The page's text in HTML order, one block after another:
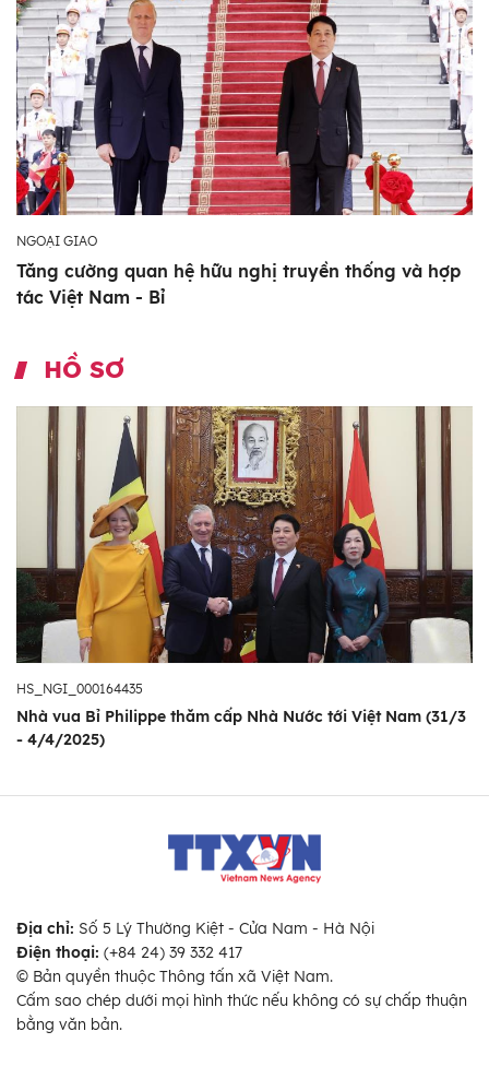
NGOẠI GIAO
Tăng cường quan hệ hữu nghị truyền thống và hợp
tác Việt Nam - Bỉ
HỒ SƠ
HS_NGI_000164435
Nhà vua Bỉ Philippe thăm cấp Nhà Nước tới Việt Nam (31/3
- 4/4/2025)
Địa chỉ: Số 5 Lý Thường Kiệt - Cửa Nam - Hà Nội
Điện thoại: (+84 24) 39 332 417
© Bản quyền thuộc Thông tấn xã Việt Nam.
Cấm sao chép dưới mọi hình thức nếu không có sự chấp thuận
bằng văn bản.